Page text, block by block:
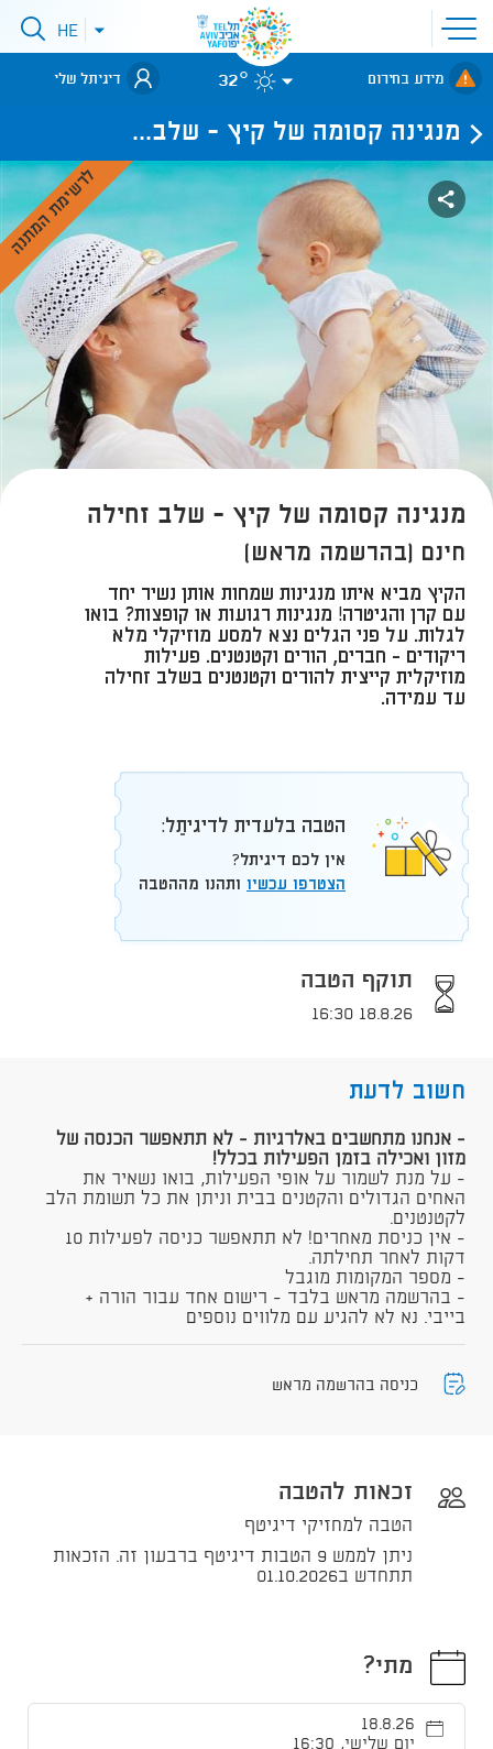
פתיחת
תפריט
אתר
לאתר עיריית
תל-אביב
פתיחתHE
מידע בחירום 32° דיגיתל שלי
מנגינה קסומה של קיץ - שלב...
לרשימת המתנה
מנגינה קסומה של קיץ - שלב זחילה
חינם (בהרשמה מראש)
הקיץ מביא איתו מנגינות שמחות אותן נשיר יחד
עם קרן והגיטרה! מנגינות רגועות או קופצות? בואו
לגלות. על פני הגלים נצא למסע מוזיקלי מלא
ריקודים - חברים, הורים וקטנטנים. פעילות
מוזיקלית קייצית להורים וקטנטנים בשלב זחילה
עד עמידה.
הטבה בלעדית לדיגיתֵל:
אין לכם דיגיתל?
הצטרפו עכשיו ותהנו מההטבה
תוקף הטבה
18.8.26 16:30
חשוב לדעת
- אנחנו מתחשבים באלרגיות - לא תתאפשר הכנסה של
מזון ואכילה בזמן הפעילות בכלל!
- על מנת לשמור על אופי הפעילות, בואו נשאיר את
האחים הגדולים והקטנים בבית וניתן את כל תשומת הלב
לקטנטנים.
- אין כניסת מאחרים! לא תתאפשר כניסה לפעילות 10
דקות לאחר תחילתה.
- מספר המקומות מוגבל
- בהרשמה מראש בלבד - רישום אחד עבור הורה +
בייבי. נא לא להגיע עם מלווים נוספים
כניסה בהרשמה מראש
זכאות להטבה
הטבה למחזיקי דיגיטף
ניתן לממש 9 הטבות דיגיטף ברבעון זה. הזכאות
תתחדש ב01.10.2026
מתי?
18.8.26
יום שלישי, 16:30